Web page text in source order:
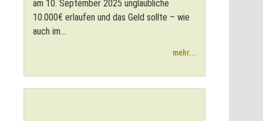
am 10. September 2025 unglaubliche
10.000€ erlaufen und das Geld sollte – wie
auch im...
mehr...